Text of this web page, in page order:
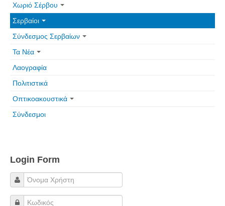
Χωριό Σέρβου
Σερβαίοι
Σύνδεσμος Σερβαίων
Τα Νέα
Λαογραφία
Πολιτιστικά
Οπτικοακουστικά
Σύνδεσμοι
Login Form